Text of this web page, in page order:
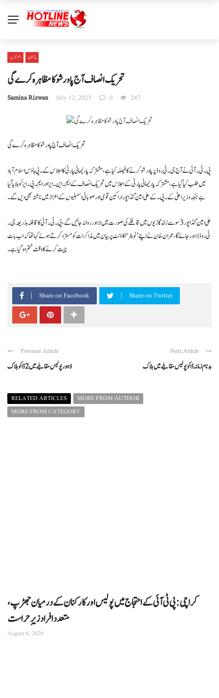
اہم خبریں پاکستان
تحریک انصاف آج پاور شو کا مظاہرہ کرے گی
Samina Rizwan July 12, 2025 0 247
تحریک انصاف آج پاور شو کا مظاہرہ کرے گی
پی۔ ٹی۔ آئی نے آج جی۔ٹی روڈ پر پاور شو کرنے کا فیصلہ کیا ہے، مشترکہ پارلیمانی پارٹی کا اجلاس کے۔پی ہاؤس اسلام آباد
میں طلب کیا گیا ہے، مشترکہ پارلیمانی پارٹی کے اجلاس میں تحریک انصاف کے ایم۔این۔ ایز اور ایم۔ پی۔ ایز کو بلایا گیا
ہے جبکہ وزیر اعلیٰ کے۔پی۔کے علی امین گنڈاپور اراکین قومی اور صوبائی اسمبلیوں کے اعزاز میں ناشتہ بھی دیں گے۔
علی امین گنڈاپور 3 سو سے زائد گاڑیوں میں قافلے کی صورت میں لاہور روانہ جائیں گے، پی۔ٹی۔ آئی کا قافلہ بذریعہ جی۔
ٹی روڈ لاہور جائے گا، عمران خان نے اپنے ’ٹویٹر‘ اکاؤنٹ پر بیان میں مذاکرات کو مسترد کرتے ہوئے کہا تھا کہ اب بات
چیت کرنے کا وقت ختم ہو گیا ہے۔
Share on Facebook Share on Twitter
Previous Article
لاہور پولیس مقابلے میں 2 ڈاکو ہلاک
Next Article
بدنام زمانہ ڈاکو پولیس مقابلے میں ہلاک
RELATED ARTICLES
MORE FROM AUTHOR
MORE FROM CATEGORY
کراچی: پی ٹی آئی کے احتجاج میں پولیس اور کارکنان کے درمیان جھڑپ،
متعدد افراد زیرِ حراست
August 6, 2026